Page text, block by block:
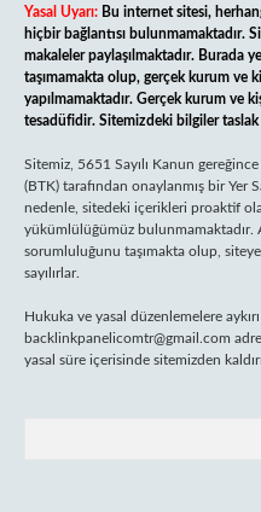
Yasal Uyarı: Bu internet sitesi,
hiçbir bağlantısı bulunmamaktadır.
makaleler paylaşılmaktadır. Burada
taşımamakta olup, gerçek kurum ve
yapılmamaktadır. Gerçek kurum ve
tesadüfidir. Sitemizdeki bilgiler
Sitemiz, 5651 Sayılı Kanun
(BTK) tarafından onaylanmış bir Yer
nedenle, sitedeki içerikleri proaktif
yükümlülüğümüz bulunmamaktadır.
sorumluluğunu taşımakta olup,
sayılırlar.
Hukuka ve yasal düzenlemelere
backlinkpanelicomtr@gmail.com
yasal süre içerisinde sitemizden